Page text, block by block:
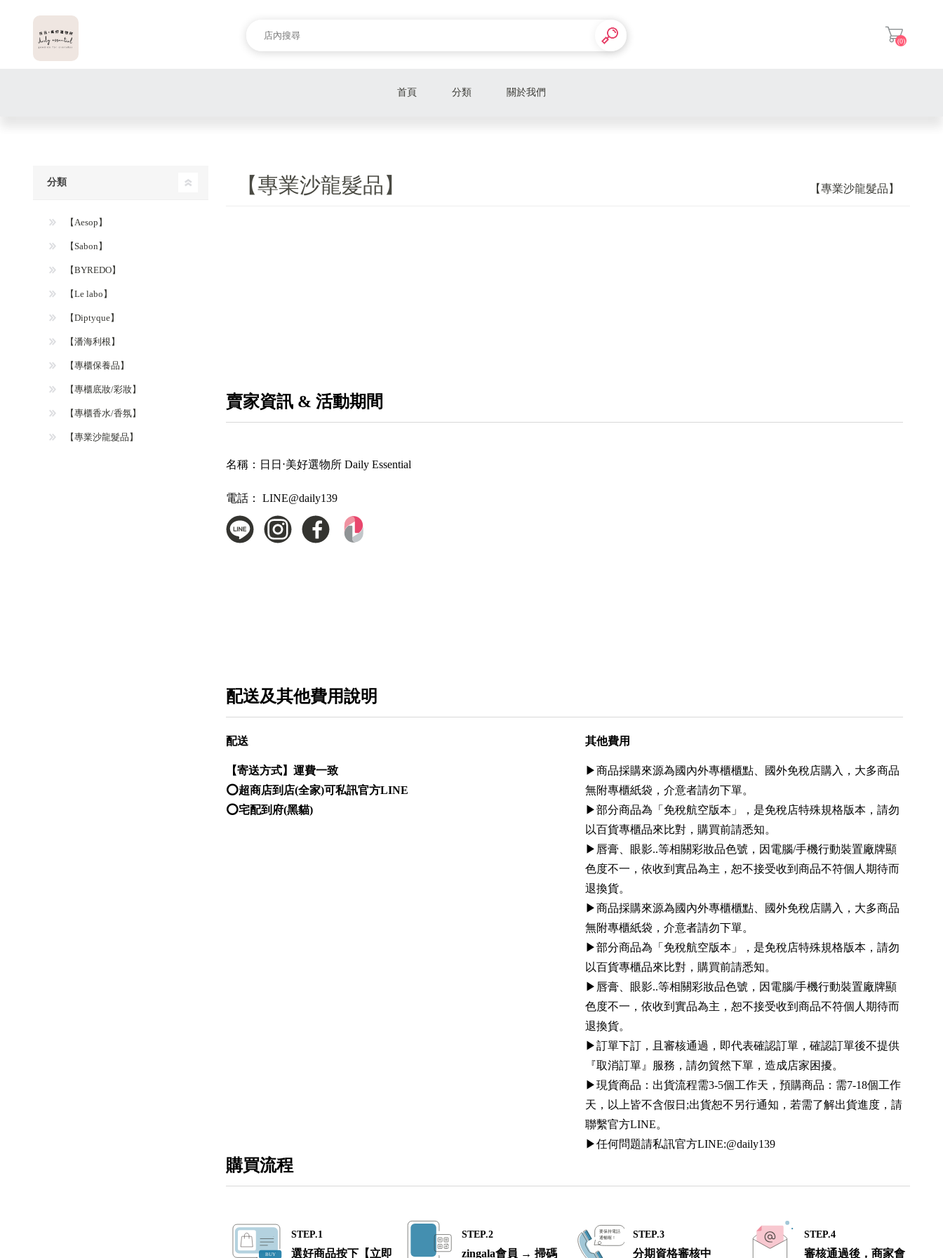
(0)
首頁 分類 關於我們
【專業沙龍髮品】 【專業沙龍髮品】
賣家資訊 & 活動期間
名稱： 日日⋅美好選物所 Daily Essential
電話： LINE@daily139
配送及其他費用說明
配送
【寄送方式】運費一致
⭕️超商店到店(全家)可私訊官方LINE
⭕️宅配到府(黑貓)
其他費用
▶︎商品採購來源為國內外專櫃櫃點、國外免稅店購入，大多商品
無附專櫃紙袋，介意者請勿下單。
▶︎部分商品為「免稅航空版本」，是免稅店特殊規格版本，請勿
以百貨專櫃品來比對，購買前請悉知。
▶︎唇膏、眼影..等相關彩妝品色號，因電腦/手機行動裝置廠牌顯
色度不一，依收到實品為主，恕不接受收到商品不符個人期待而
退換貨。
▶︎商品採購來源為國內外專櫃櫃點、國外免稅店購入，大多商品
無附專櫃紙袋，介意者請勿下單。
▶︎部分商品為「免稅航空版本」，是免稅店特殊規格版本，請勿
以百貨專櫃品來比對，購買前請悉知。
▶︎唇膏、眼影..等相關彩妝品色號，因電腦/手機行動裝置廠牌顯
色度不一，依收到實品為主，恕不接受收到商品不符個人期待而
退換貨。
▶︎訂單下訂，且審核通過，即代表確認訂單，確認訂單後不提供
『取消訂單』服務，請勿貿然下單，造成店家困擾。
▶︎現貨商品：出貨流程需3-5個工作天，預購商品：需7-18個工作
天，以上皆不含假日;出貨恕不另行通知，若需了解出貨進度，請
聯繫官方LINE。
▶︎任何問題請私訊官方LINE:@daily139
購買流程
STEP.1
選好商品按下【立即
STEP.2
zingala會員 → 掃碼
STEP.3
分期資格審核中
STEP.4
審核通過後，商家會
分類
【Aesop】
【Sabon】
【BYREDO】
【Le labo】
【Diptyque】
【潘海利根】
【專櫃保養品】
【專櫃底妝/彩妝】
【專櫃香水/香氛】
【專業沙龍髮品】